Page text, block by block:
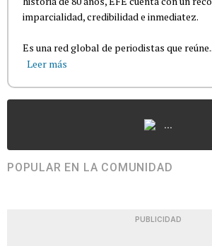
imparcialidad, credibilidad e inmediatez.
Es una red global de periodistas que
Leer más
...
POPULAR EN LA COMUNIDAD
PUBLICIDAD